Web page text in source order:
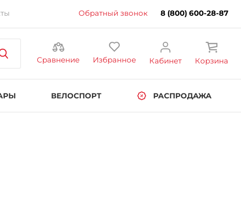
Обратный звонок 8 (800) 600-28-87
Сравнение Избранное Кабинет Корзина
ВЕЛОСПОРТ РАСПРОДАЖА